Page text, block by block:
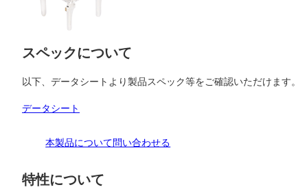
スペックについて
以下、データシートより製品スペック等をご確認いただけます。
データシート
本製品について問い合わせる
特性について